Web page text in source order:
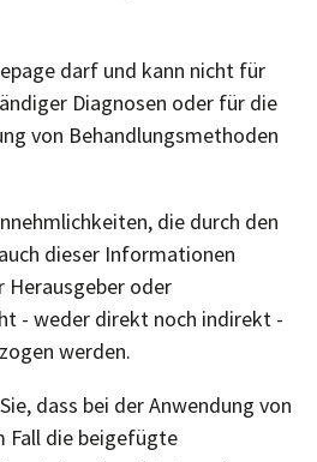
darf und kann nicht für
Diagnosen oder für die
von Behandlungsmethoden
die durch den
dieser Informationen
Herausgeber oder
- weder direkt noch indirekt -
werden.
dass bei der Anwendung von
Fall die beigefügte